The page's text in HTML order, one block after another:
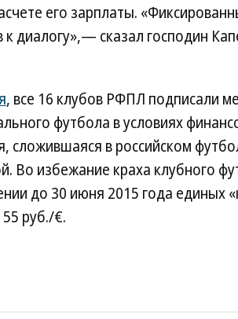
его зарплаты.
диалогу»,— сказал господин
, все 16 клубов РФПЛ подписали
футбола в условиях
сложившаяся в российском
Во избежание краха клубного
до 30 июня 2015 года единых
руб./€.